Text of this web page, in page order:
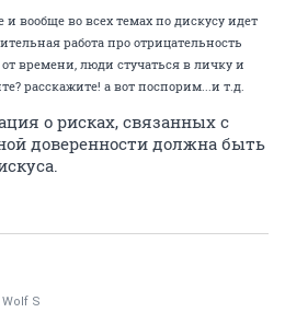
и вообще во всех темах по дискусу идет
работа про отрицательность
времени, люди стучаться в личку и
расскажите! а вот поспорим...и т.д.
о рисках, связанных с
доверенности должна быть
Wolf S